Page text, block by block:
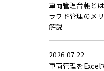
車両管理台帳と
ラウド管理のメ
解説
2026.07.22
車両管理をExcel